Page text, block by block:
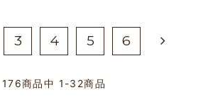
3 4 5 6
176商品中 1-32商品